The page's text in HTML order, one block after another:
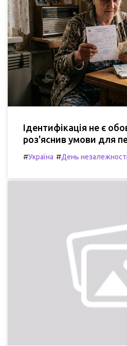
Ідентифікація не є
роз'яснив умови для
#Україна #День